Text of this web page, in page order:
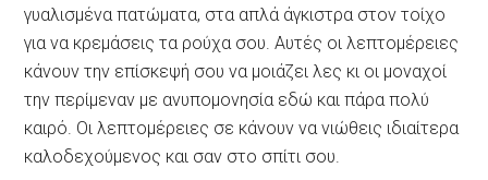
γυαλισμένα πατώματα, στα απλά άγκιστρα στον τοίχο
για να κρεμάσεις τα ρούχα σου. Αυτές οι λεπτομέρειες
κάνουν την επίσκεψή σου να μοιάζει λες κι οι μοναχοί
την περίμεναν με ανυπομονησία εδώ και πάρα πολύ
καιρό. Οι λεπτομέρειες σε κάνουν να νιώθεις ιδιαίτερα
καλοδεχούμενος και σαν στο σπίτι σου.